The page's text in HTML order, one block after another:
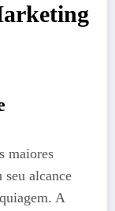
maiores
alcance
A